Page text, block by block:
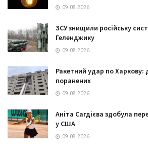
09.08.2026
ЗСУ знищили російську
Геленджику
09.08.2026
Ракетний удар по Харкову:
поранених
09.08.2026
Аніта Сагдієва здобула
у США
09.08.2026